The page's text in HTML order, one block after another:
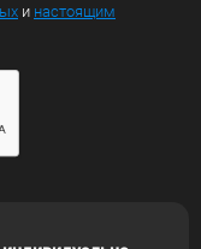
и настоящим